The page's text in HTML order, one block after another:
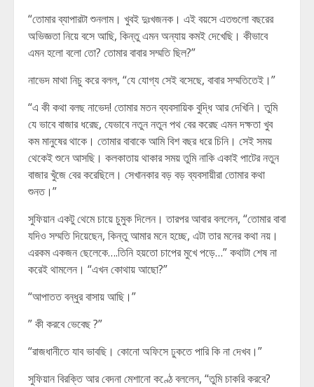
“তোমার ব্যাপারটা শুনলাম। খুবই দুঃখজনক। এই বয়সে এতগুলো বছরের
অভিজ্ঞতা নিয়ে বসে আছি, কিন্তু এমন অন্যায় কমই দেখেছি। কীভাবে
এমন হলো বলো তো? তোমার বাবার সম্মতি ছিল?”
নাভেদ মাথা নিচু করে বলল, “যে যোগ্য সেই বসেছে, বাবার সম্মতিতেই।”
“এ কী কথা বলছ নাভেদ! তোমার মতন ব্যবসায়িক বুদ্ধি আর দেখিনি। তুমি
যে ভাবে বাজার ধরেছ, যেভাবে নতুন নতুন পথ বের করেছ এমন দক্ষতা খুব
কম মানুষের থাকে। তোমার বাবাকে আমি বিশ বছর ধরে চিনি। সেই সময়
থেকেই শুনে আসছি। কলকাতায় থাকার সময় তুমি নাকি একাই পাটের নতুন
বাজার খুঁজে বের করেছিলে। সেখানকার বড় বড় ব্যবসায়ীরা তোমার কথা
শুনত।”
সুফিয়ান একটু থেমে চায়ে চুমুক দিলেন। তারপর আবার বললেন, “তোমার বাবা
যদিও সম্মতি দিয়েছেন, কিন্তু আমার মনে হচ্ছে, এটা তার মনের কথা নয়।
এরকম একজন ছেলেকে….তিনি হয়তো চাপের মুখে পড়ে…” কথাটা শেষ না
করেই থামলেন। “এখন কোথায় আছো?”
“আপাতত বন্ধুর বাসায় আছি।”
” কী করবে ভেবেছ ?”
“রাজধানীতে যাব ভাবছি। কোনো অফিসে ঢুকতে পারি কি না দেখব।”
সুফিয়ান বিরক্তি আর বেদনা মেশানো কণ্ঠে বললেন, “তুমি চাকরি করবে?